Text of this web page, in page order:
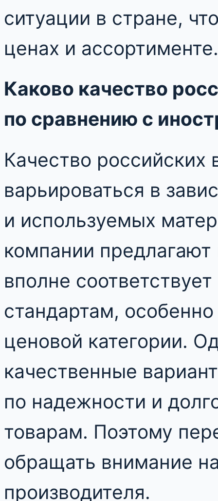
ситуации в стране,
ценах и ассортименте.
Каково качество
по сравнению с
Качество
варьироваться в
и используемых
компании
вполне
стандартам,
ценовой категории.
качественные
по надежности и
товарам. Поэтому
обращать внимание
производителя.